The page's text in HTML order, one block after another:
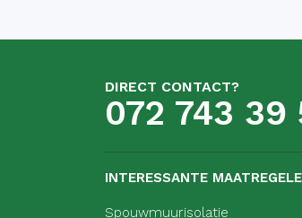
DIRECT CONTACT?
072 743 39
INTERESSANTE
Spouwmuurisolatie